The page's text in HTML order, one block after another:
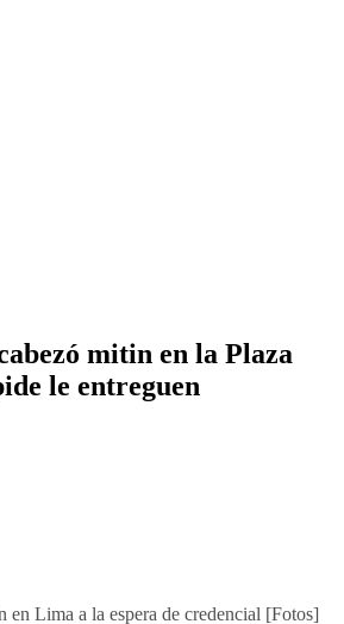
y PBC
Amaru
mitin en la Plaza
le entreguen